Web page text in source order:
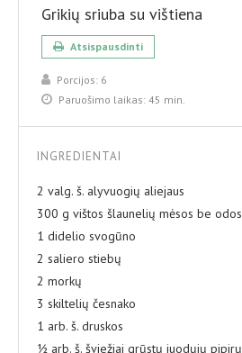
Grikių sriuba su vištiena
Atsispausdinti
Porcijos: 6
Paruošimo laikas: 45 min.
INGREDIENTAI
2 valg. š. alyvuogių aliejaus
300 g vištos šlaunelių mėsos be odos
1 didelio svogūno
2 saliero stiebų
2 morkų
3 skiltelių česnako
1 arb. š. druskos
½ arb. š. šviežiai grūstų juodųjų pipirų